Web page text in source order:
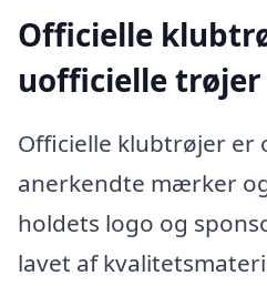
Officielle
uofficielle trøjer
Officielle klubtrøjer er
anerkendte mærker
holdets logo og
lavet af